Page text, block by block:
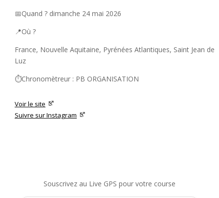
📅Quand ? dimanche 24 mai 2026
📍Où ?
France, Nouvelle Aquitaine, Pyrénées Atlantiques, Saint Jean de
Luz
⏱️Chronomètreur : PB ORGANISATION
Voir le site
Suivre sur Instagram
Souscrivez au Live GPS pour votre course